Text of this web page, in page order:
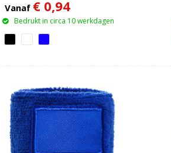
Vanaf € 0,94
Bedrukt in circa 10 werkdagen